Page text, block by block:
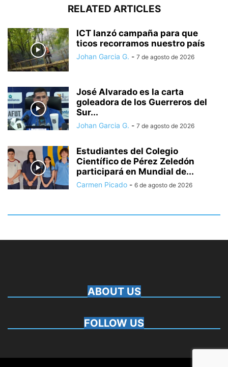
RELATED ARTICLES
ICT lanzó campaña para que
ticos recorramos nuestro país
Johan Garcia G. - 7 de agosto de 2026
José Alvarado es la carta
goleadora de los Guerreros del
Sur...
Johan Garcia G. - 7 de agosto de 2026
Estudiantes del Colegio
Científico de Pérez Zeledón
participará en Mundial de...
Carmen Picado - 6 de agosto de 2026
ABOUT US
FOLLOW US